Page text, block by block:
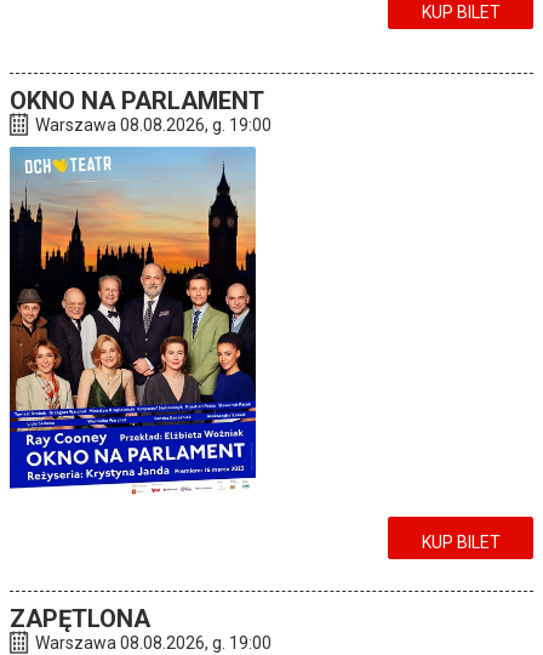
KUP BILET
OKNO NA PARLAMENT
Warszawa 08.08.2026, g. 19:00
KUP BILET
ZAPĘTLONA
Warszawa 08.08.2026, g. 19:00